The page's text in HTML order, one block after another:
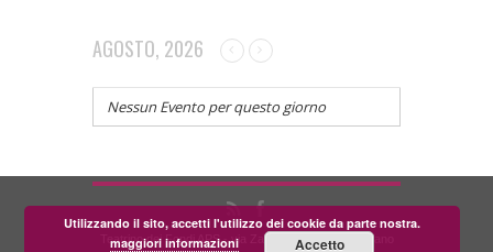
AGOSTO, 2026
Nessun Evento per questo giorno
Teatrino dei Fondi APS - via Zara, 58 56024 Corazzano
Utilizzando il sito, accetti l'utilizzo dei cookie da parte nostra.
maggiori informazioni
Accetto